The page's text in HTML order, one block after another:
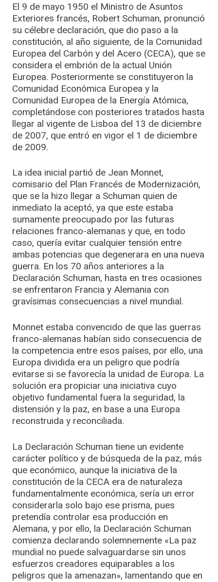
El 9 de mayo 1950 el Ministro de Asuntos
Exteriores francés, Robert Schuman, pronunció
su célebre declaración, que dio paso a la
constitución, al año siguiente, de la Comunidad
Europea del Carbón y del Acero (CECA), que se
considera el embrión de la actual Unión
Europea. Posteriormente se constituyeron la
Comunidad Económica Europea y la
Comunidad Europea de la Energía Atómica,
completándose con posteriores tratados hasta
llegar al vigente de Lisboa del 13 de diciembre
de 2007, que entró en vigor el 1 de diciembre
de 2009.
La idea inicial partió de Jean Monnet,
comisario del Plan Francés de Modernización,
que se la hizo llegar a Schuman quien de
inmediato la aceptó, ya que este estaba
sumamente preocupado por las futuras
relaciones franco-alemanas y que, en todo
caso, quería evitar cualquier tensión entre
ambas potencias que degenerara en una nueva
guerra. En los 70 años anteriores a la
Declaración Schuman, hasta en tres ocasiones
se enfrentaron Francia y Alemania con
gravísimas consecuencias a nivel mundial.
Monnet estaba convencido de que las guerras
franco-alemanas habían sido consecuencia de
la competencia entre esos países, por ello, una
Europa dividida era un peligro que podría
evitarse si se favorecía la unidad de Europa. La
solución era propiciar una iniciativa cuyo
objetivo fundamental fuera la seguridad, la
distensión y la paz, en base a una Europa
reconstruida y reconciliada.
La Declaración Schuman tiene un evidente
carácter político y de búsqueda de la paz, más
que económico, aunque la iniciativa de la
constitución de la CECA era de naturaleza
fundamentalmente económica, sería un error
considerarla solo bajo ese prisma, pues
pretendía controlar esa producción en
Alemana, y por ello, la Declaración Schuman
comienza declarando solemnemente «La paz
mundial no puede salvaguardarse sin unos
esfuerzos creadores equiparables a los
peligros que la amenazan», lamentando que en